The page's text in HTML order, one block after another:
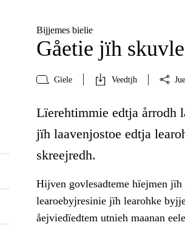
Bijjemes bielie
Gåetie jïh
Gïele Veedtjh
Lïerehtimmie edtja årrodh
jïh laavenjostoe edtja
skreejredh.
Hijven govlesadteme hïejmen
learoebyjresinie jïh learohke
åejviedïedtem utnieh maanan